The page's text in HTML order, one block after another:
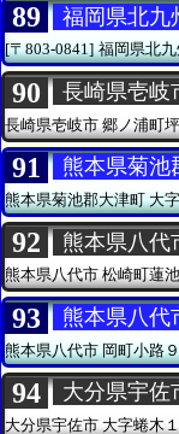
89 福岡県北九
[〒803-0841] 福岡県北
90 長崎県壱岐
長崎県壱岐市 郷ノ浦町
91 熊本県菊池
熊本県菊池郡大津町大
92 熊本県八代
熊本県八代市松崎町蓮
93 熊本県八代
熊本県八代市岡町小路
94 大分県宇佐
大分県宇佐市 大字蜷木